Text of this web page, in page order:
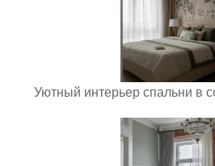
Уютный интерьер спальни в